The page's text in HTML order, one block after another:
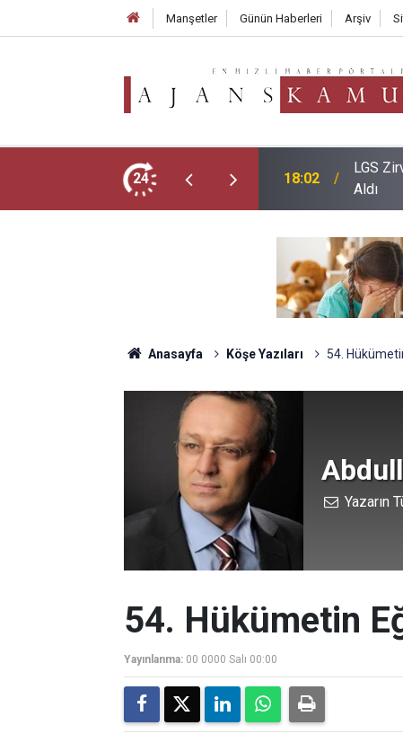
Manşetler Günün Haberleri Arşiv
24
Sadece İki Okul Tam Puanla Öğrenci
17:05 2026
Anasayfa Köşe Yazıları 54.
Yazarın
54. Hükümetin
Yayınlanma: 00 0000 Salı 00:00